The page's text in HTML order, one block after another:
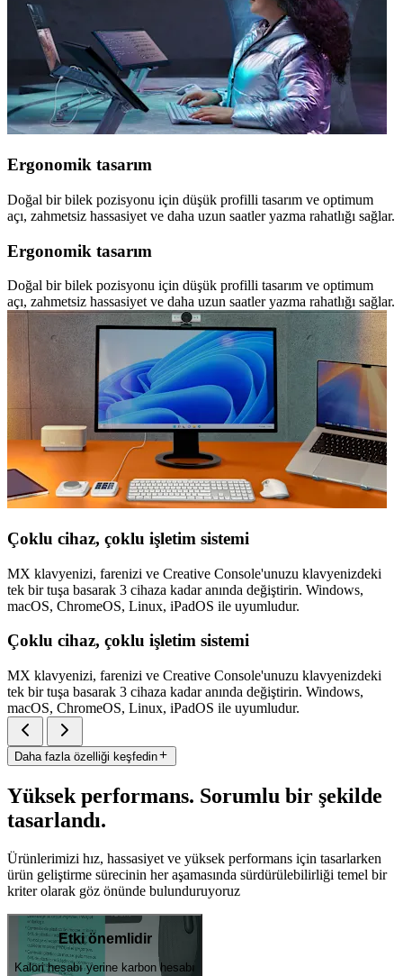
Ergonomik tasarım
Doğal bir bilek pozisyonu için düşük profilli tasarım ve optimum
açı, zahmetsiz hassasiyet ve daha uzun saatler yazma rahatlığı sağlar.
Ergonomik tasarım
Doğal bir bilek pozisyonu için düşük profilli tasarım ve optimum
açı, zahmetsiz hassasiyet ve daha uzun saatler yazma rahatlığı sağlar.
Çoklu cihaz, çoklu işletim sistemi
MX klavyenizi, farenizi ve Creative Console'unuzu klavyenizdeki
tek bir tuşa basarak 3 cihaza kadar anında değiştirin. Windows,
macOS, ChromeOS, Linux, iPadOS ile uyumludur.
Çoklu cihaz, çoklu işletim sistemi
MX klavyenizi, farenizi ve Creative Console'unuzu klavyenizdeki
tek bir tuşa basarak 3 cihaza kadar anında değiştirin. Windows,
macOS, ChromeOS, Linux, iPadOS ile uyumludur.
Daha fazla özelliği keşfedin
Yüksek performans. Sorumlu bir şekilde
tasarlandı.
Ürünlerimizi hız, hassasiyet ve yüksek performans için tasarlarken
ürün geliştirme sürecinin her aşamasında sürdürülebilirliği temel bir
kriter olarak göz önünde bulunduruyoruz
Etki önemlidir
Kalori hesabı yerine karbon hesabı